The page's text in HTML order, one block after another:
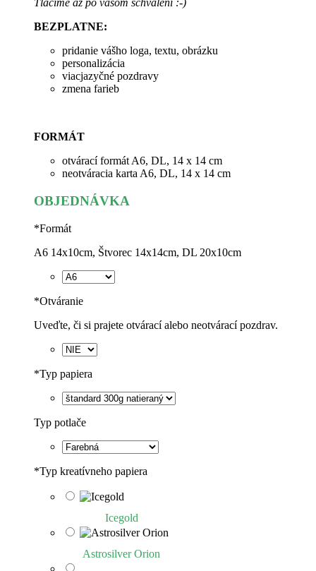
Tlačíme až po vašom schválení :-)
BEZPLATNE:
pridanie vášho loga, textu, obrázku
personalizácia
viacjazyčné pozdravy
zmena farieb
FORMÁT
otvárací formát A6, DL, 14 x 14 cm
neotváracia karta A6, DL, 14 x 14 cm
OBJEDNÁVKA
*Formát
A6 14x10cm, Štvorec 14x14cm, DL 20x10cm
*Otváranie
Uveďte, či si prajete otvárací alebo neotvárací pozdrav.
*Typ papiera
Typ potlače
*Typ kreatívneho papiera
Icegold
Astrosilver Orion